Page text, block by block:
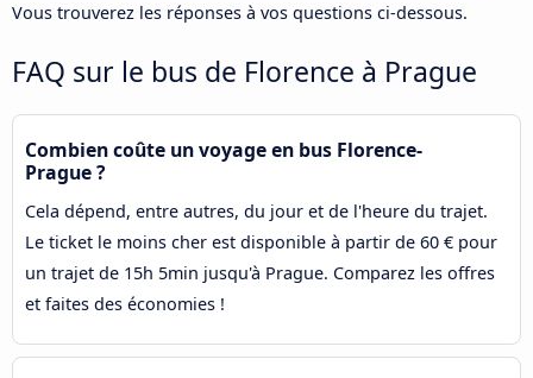
Vous trouverez les réponses à vos questions ci-dessous.
FAQ sur le bus de Florence à Prague
Combien coûte un voyage en bus Florence-
Prague ?
Cela dépend, entre autres, du jour et de l'heure du trajet.
Le ticket le moins cher est disponible à partir de 60 € pour
un trajet de 15h 5min jusqu'à Prague. Comparez les offres
et faites des économies !